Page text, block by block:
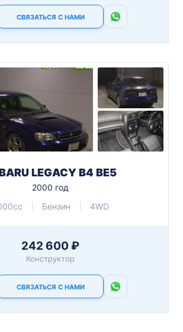
СВЯЗАТЬСЯ С НАМИ
LEGACY B4 BE5
2000 год
Бензин 4WD
242 600 ₽
Конструктор
СВЯЗАТЬСЯ С НАМИ